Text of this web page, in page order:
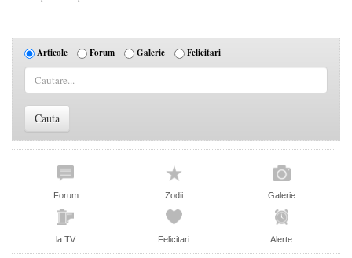
Articole Forum Galerie Felicitari
Forum Zodii Galerie
la TV Felicitari Alerte